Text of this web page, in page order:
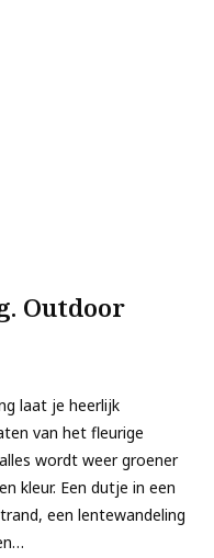
Outdoor
laat je heerlijk
van het fleurige
wordt weer groener
kleur. Een dutje in een
een lentewandeling